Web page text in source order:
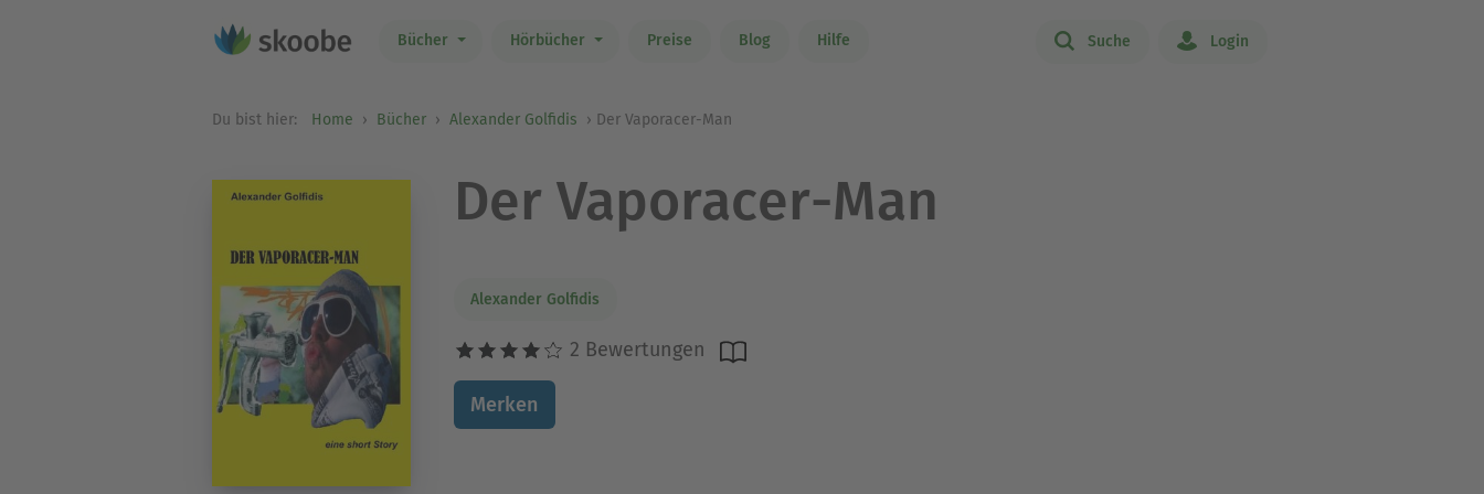
Bücher Hörbücher Preise Blog Hilfe Suche Login
Du bist hier: Home Bücher Alexander Golfidis Der Vaporacer-Man
Der Vaporacer-Man
Alexander Golfidis
2 Bewertungen
Merken